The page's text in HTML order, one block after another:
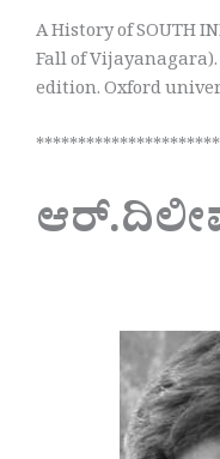
A History of SOUTH
Fall of
edition. Oxford